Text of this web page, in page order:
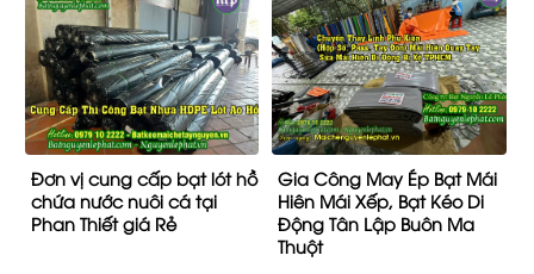
Đơn vị cung cấp bạt lót hồ
chứa nước nuôi cá tại
Phan Thiết giá Rẻ
Gia Công May Ép Bạt Mái
Hiên Mái Xếp, Bạt Kéo Di
Động Tân Lập Buôn Ma
Thuột